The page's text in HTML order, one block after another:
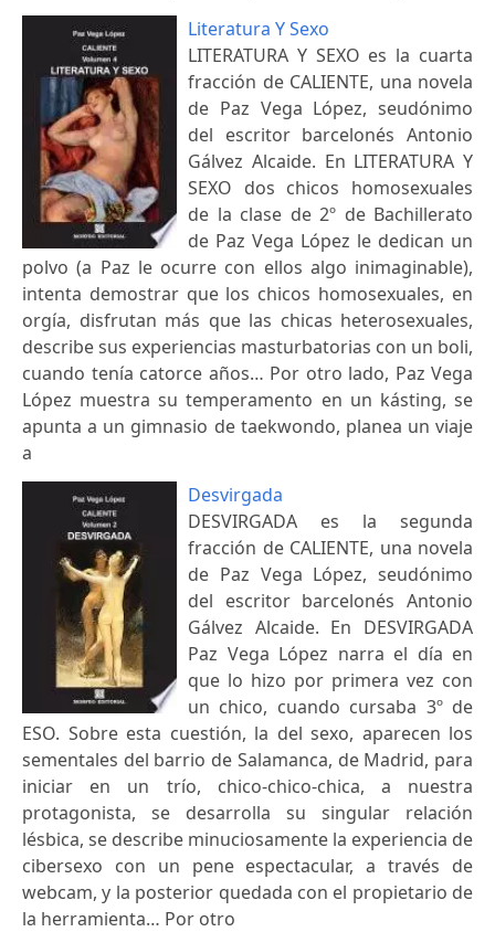
Literatura Y Sexo
LITERATURA Y SEXO es la cuarta
fracción de CALIENTE, una novela
de Paz Vega López, seudónimo
del escritor barcelonés Antonio
Gálvez Alcaide. En LITERATURA Y
SEXO dos chicos homosexuales
de la clase de 2º de Bachillerato
de Paz Vega López le dedican un
polvo (a Paz le ocurre con ellos algo inimaginable),
intenta demostrar que los chicos homosexuales, en
orgía, disfrutan más que las chicas heterosexuales,
describe sus experiencias masturbatorias con un boli,
cuando tenía catorce años… Por otro lado, Paz Vega
López muestra su temperamento en un kásting, se
apunta a un gimnasio de taekwondo, planea un viaje
a
Desvirgada
DESVIRGADA es la segunda
fracción de CALIENTE, una novela
de Paz Vega López, seudónimo
del escritor barcelonés Antonio
Gálvez Alcaide. En DESVIRGADA
Paz Vega López narra el día en
que lo hizo por primera vez con
un chico, cuando cursaba 3º de
ESO. Sobre esta cuestión, la del sexo, aparecen los
sementales del barrio de Salamanca, de Madrid, para
iniciar en un trío, chico-chico-chica, a nuestra
protagonista, se desarrolla su singular relación
lésbica, se describe minuciosamente la experiencia de
cibersexo con un pene espectacular, a través de
webcam, y la posterior quedada con el propietario de
la herramienta… Por otro